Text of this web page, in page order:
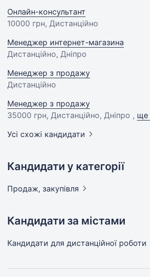
Онлайн-консультант
10000 грн, Дистанційно
Менеджер интернет-магазина
Дистанційно, Дніпро
Менеджер з продажу
Дистанційно
Менеджер з продажу
35000 грн, Дистанційно, Дніпро , ще
Усі схожі кандидати
Кандидати у категорії
Продаж, закупівля
Кандидати за містами
Кандидати для дистанційної роботи